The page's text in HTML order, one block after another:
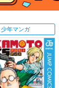
少年マンガ